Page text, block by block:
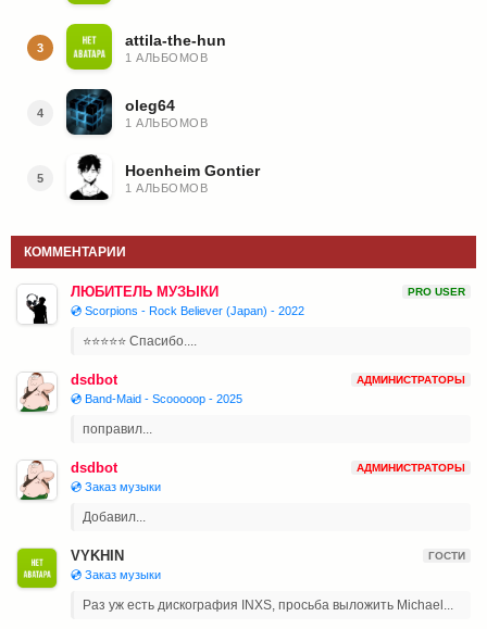
3 attila-the-hun
1 АЛЬБОМОВ
4 oleg64
1 АЛЬБОМОВ
5 Hoenheim Gontier
1 АЛЬБОМОВ
КОММЕНТАРИИ
ЛЮБИТЕЛЬ МУЗЫКИ PRO USER
💿 Scorpions - Rock Believer (Japan) - 2022
⭐⭐⭐⭐⭐ Спасибо....
dsdbot АДМИНИСТРАТОРЫ
💿 Band-Maid - Scooooop - 2025
поправил...
dsdbot АДМИНИСТРАТОРЫ
💿 Заказ музыки
Добавил...
VYKHIN ГОСТИ
💿 Заказ музыки
Раз уж есть дискография INXS, просьба выложить Michael...